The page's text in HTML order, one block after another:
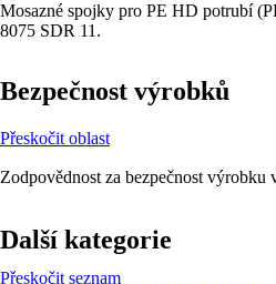
Mosazné spojky pro PE HD potrubí
8075 SDR 11.
Bezpečnost výrobků
Přeskočit oblast
Zodpovědnost za bezpečnost výrobku
Další kategorie
Přeskočit seznam